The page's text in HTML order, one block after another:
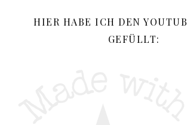
HIER HABE ICH DEN
GEFÜLLT: